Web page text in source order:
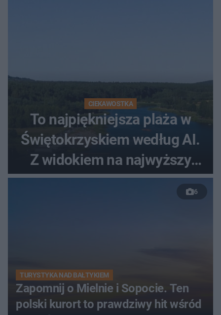
CIEKAWOSTKA
To najpiękniejsza plaża w
Świętokrzyskiem według AI.
Z widokiem na najwyższy
szczyt Gór Świętokrzyskich
6
TURYSTYKA NAD BAŁTYKIEM
Zapomnij o Mielnie i Sopocie. Ten
polski kurort to prawdziwy hit wśród